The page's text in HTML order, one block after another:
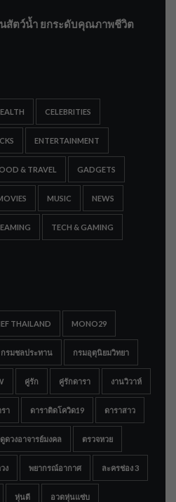
สัตว์น้ำ ยกระดับคุณภาพชีวิต
CELEBRITIES
ENTERTAINMENT
& TRAVEL GADGETS
MUSIC NEWS
TECH & GAMING
THAILAND MONO29
กรมชลประทาน กรมอุตุนิยมวิทยา
คู่รัก คู่รักดารา งานวิวาห์
รา ดาราติดโควิด19 ดาราสาว
ดูดวงอาจารย์มงคล ตรวจหวย
ง พยากรณ์อากาศ ละครช่อง 3
หุ่นดี อวดหุ่นแซ่บ